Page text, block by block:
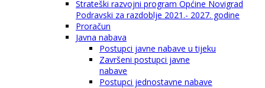
Strateški razvojni program Općine Novigrad
Podravski za razdoblje 2021.- 2027. godine
Proračun
Javna nabava
Postupci javne nabave u tijeku
Završeni postupci javne
nabave
Postupci jednostavne nabave